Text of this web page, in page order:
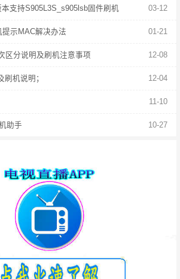
03-12
支持S905L3S_s905lsb固件刷机
01-21
示MAC解决办法
12-08
区分说明及刷机注意事项
12-04
刷机说明；
11-10
10-27
助手